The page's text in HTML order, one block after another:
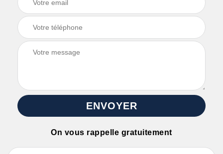
On vous rappelle gratuitement